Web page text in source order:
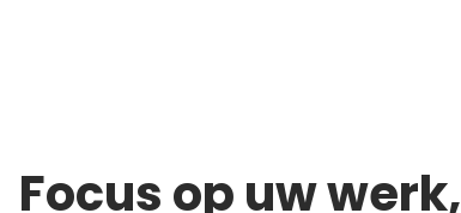
Focus op uw